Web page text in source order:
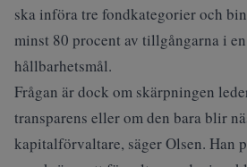
ska införa tre fondkategorier och
minst 80 procent av tillgångarna i
hållbarhetsmål.
Frågan är dock om skärpningen
transparens eller om den bara blir
kapitalförvaltare, säger Olsen. Han